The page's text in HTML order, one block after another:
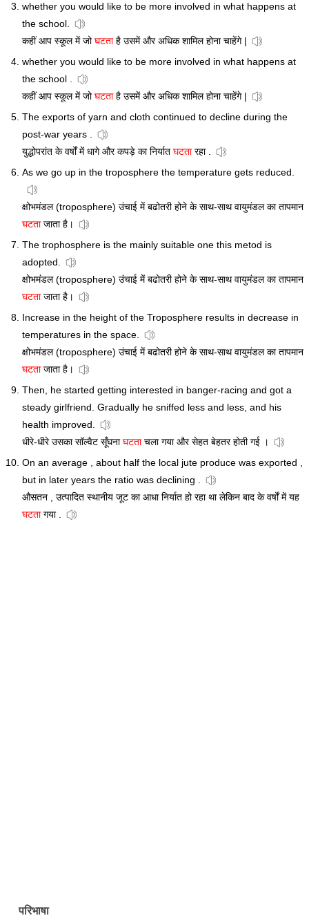
whether you would like to be more involved in what happens at
the school.
कहीं आप स्कूल में जोघटताहै उसमें और अधिक शामिल होना चाहेंगे |
whether you would like to be more involved in what happens at
the school .
कहीं आप स्कूल में जोघटताहै उसमें और अधिक शामिल होना चाहेंगे |
The exports of yarn and cloth continued to decline during the
post-war years .
युद्धोपरांत के वर्षों में धागे और कपड़े का निर्यात घटतारहा .
As we go up in the troposphere the temperature gets reduced.
क्षोभमंडल (troposphere) उंचाई में बढोतरी होने के साथ-साथ वायुमंडल का तापमान
घटताजाता है।
The trophosphere is the mainly suitable one this metod is
adopted.
क्षोभमंडल (troposphere) उंचाई में बढोतरी होने के साथ-साथ वायुमंडल का तापमान
घटताजाता है।
Increase in the height of the Troposphere results in decrease in
temperatures in the space.
क्षोभमंडल (troposphere) उंचाई में बढोतरी होने के साथ-साथ वायुमंडल का तापमान
घटताजाता है।
Then, he started getting interested in banger-racing and got a
steady girlfriend. Gradually he sniffed less and less, and his
health improved.
धीरे-धीरे उसका सॉल्वैट सूँघनाघटताचला गया और सेहत बेहतर होती गई ।
On an average , about half the local jute produce was exported ,
but in later years the ratio was declining .
औसतन , उत्पादित स्थानीय जूट का आधा निर्यात हो रहा था लेकिन बाद के वर्षों में यह
घटतागया .
परिभाषा